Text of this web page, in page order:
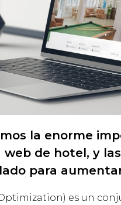
la enorme
web de hotel, y
para
es un